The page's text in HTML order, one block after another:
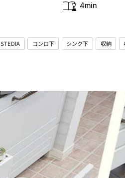
4min
STEDIA コンロ下 シンク下 収納